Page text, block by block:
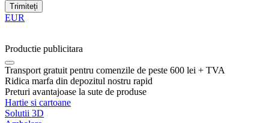
Trimiteți
EUR
Productie publicitara
Transport gratuit pentru comenzile de peste 600 lei + TVA
Ridica marfa din depozitul nostru rapid
Preturi avantajoase la sute de produse
Hartie si cartoane
Solutii 3D